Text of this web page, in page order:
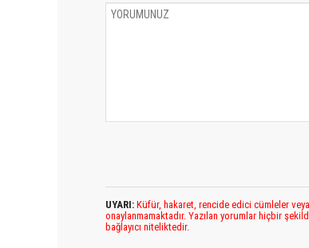
UYARI: Küfür, hakaret, rencide edici cümleler
onaylanmamaktadır. Yazılan yorumlar hiçbir
bağlayıcı niteliktedir.